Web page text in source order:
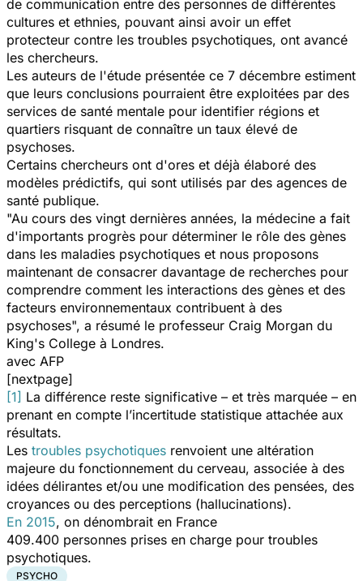
de communication entre des personnes de différentes
cultures et ethnies, pouvant ainsi avoir un effet
protecteur contre les troubles psychotiques, ont avancé
les chercheurs.
Les auteurs de l'étude présentée ce 7 décembre estiment
que leurs conclusions pourraient être exploitées par des
services de santé mentale pour identifier régions et
quartiers risquant de connaître un taux élevé de
psychoses.
Certains chercheurs ont d'ores et déjà élaboré des
modèles prédictifs, qui sont utilisés par des agences de
santé publique.
"Au cours des vingt dernières années, la médecine a fait
d'importants progrès pour déterminer le rôle des gènes
dans les maladies psychotiques et nous proposons
maintenant de consacrer davantage de recherches pour
comprendre comment les interactions des gènes et des
facteurs environnementaux contribuent à des
psychoses", a résumé le professeur Craig Morgan du
King's College à Londres.
avec AFP
[nextpage]
[1] La différence reste significative – et très marquée – en
prenant en compte l’incertitude statistique attachée aux
résultats.
Les troubles psychotiques renvoient une altération
majeure du fonctionnement du cerveau, associée à des
idées délirantes et/ou une modification des pensées, des
croyances ou des perceptions (hallucinations).
En 2015, on dénombrait en France
409.400 personnes prises en charge pour troubles
psychotiques.
PSYCHO